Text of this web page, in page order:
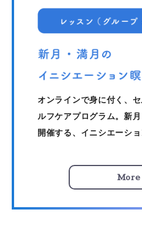
オンラインで身に付く、
ルフケアプログラム。新
開催する、イニシエーシ
More